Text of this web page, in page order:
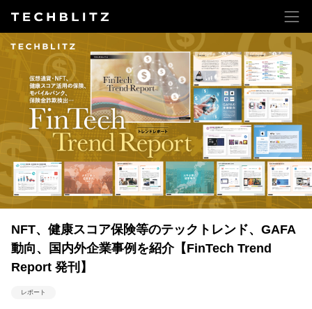
NFT、健康スコア保険等のテックトレンド、GAFA
動向、国内外企業事例を紹介【FinTech Trend
Report 発刊】
レポート